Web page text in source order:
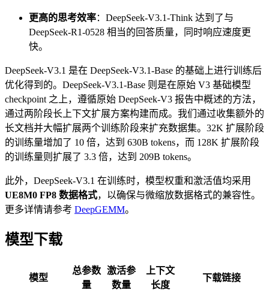
更高的思考效率：DeepSeek-V3.1-Think 达到了与
DeepSeek-R1-0528 相当的回答质量，同时响应速度更
快。
DeepSeek-V3.1 是在 DeepSeek-V3.1-Base 的基础上进行训练后
优化得到的。DeepSeek-V3.1-Base 则是在原始 V3 基础模型
checkpoint 之上，遵循原始 DeepSeek-V3 报告中概述的方法，
通过两阶段长上下文扩展方案构建而成。我们通过收集额外的
长文档并大幅扩展两个训练阶段来扩充数据集。32K 扩展阶段
的训练量增加了 10 倍，达到 630B tokens，而 128K 扩展阶段
的训练量则扩展了 3.3 倍，达到 209B tokens。
此外，DeepSeek-V3.1 在训练时，模型权重和激活值均采用
UE8M0 FP8 数据格式，以确保与微缩放数据格式的兼容性。
更多详情请参考 DeepGEMM。
模型下载
模型
总参数
量
激活参
数量
上下文
长度
下载链接